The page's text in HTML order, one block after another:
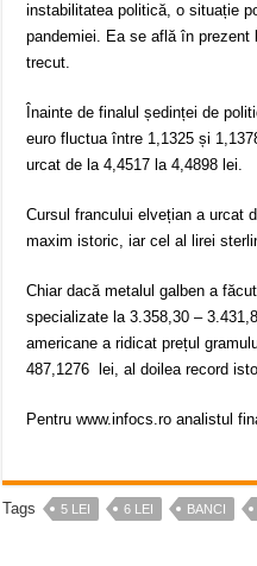
instabilitatea politică, o situație
pandemiei. Ea se află în
trecut.
Înainte de finalul ședinței de
euro fluctua între 1,1325 și
urcat de la 4,4517 la 4,4898 lei.
Cursul francului elvețian a urcat
maxim istoric, iar cel al lirei
Chiar dacă metalul galben a
specializate la 3.358,30 –
americane a ridicat prețul
487,1276 lei, al doilea record
Pentru www.infocs.ro analistul
Tags 5 LEI 6 LEI BANCI